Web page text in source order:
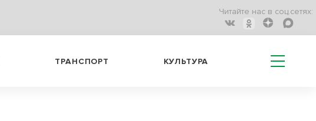
Читайте нас в соц.сетях:
ТРАНСПОРТ КУЛЬТУРА